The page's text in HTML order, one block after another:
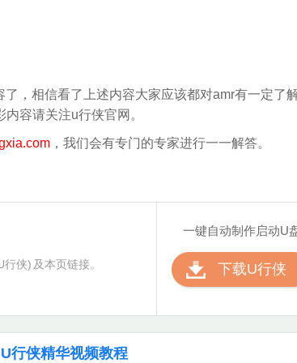
，相信看了上述内容大家应该都对amr有一定了
容请关注u行侠官网。
，我们会有专门的专家进行一一解答。
行侠) 及本页链接。
一键自动制作启动U
下载U行侠
U行侠精华视频教程